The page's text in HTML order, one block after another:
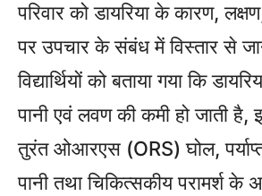
परिवार को डायरिया के कारण,
पर उपचार के संबंध में विस्तार से
विद्यार्थियों को बताया गया कि
पानी एवं लवण की कमी हो जाती है,
तुरंत ओआरएस (ORS) घोल,
पानी तथा चिकित्सकीय परामर्श के